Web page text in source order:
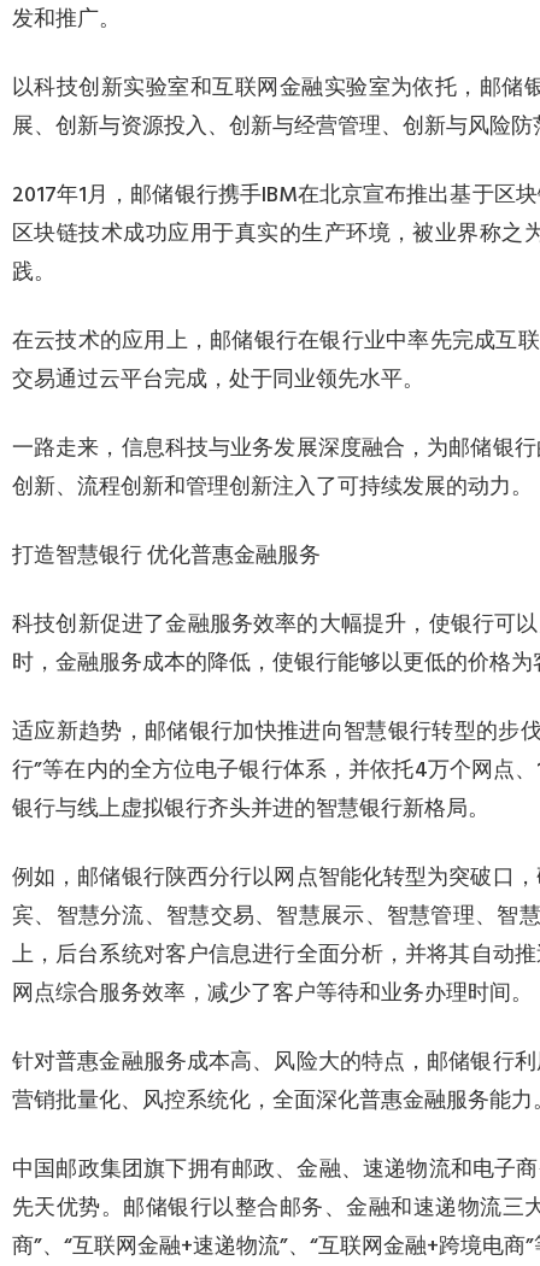
发和推广。
以科技创新实验室和互联网金融实验室为依托，邮
展、创新与资源投入、创新与经营管理、创新与风险
2017年1月，邮储银行携手IBM在北京宣布推出基于
区块链技术成功应用于真实的生产环境，被业界称
践。
在云技术的应用上，邮储银行在银行业中率先完成互
交易通过云平台完成，处于同业领先水平。
一路走来，信息科技与业务发展深度融合，为邮储银
创新、流程创新和管理创新注入了可持续发展的动力。
打造智慧银行 优化普惠金融服务
科技创新促进了金融服务效率的大幅提升，使银行可
时，金融服务成本的降低，使银行能够以更低的价格
适应新趋势，邮储银行加快推进向智慧银行转型的步
行”等在内的全方位电子银行体系，并依托4万个网点
银行与线上虚拟银行齐头并进的智慧银行新格局。
例如，邮储银行陕西分行以网点智能化转型为突破口
宾、智慧分流、智慧交易、智慧展示、智慧管理、智
上，后台系统对客户信息进行全面分析，并将其自动
网点综合服务效率，减少了客户等待和业务办理时间。
针对普惠金融服务成本高、风险大的特点，邮储银行
营销批量化、风控系统化，全面深化普惠金融服务能力
中国邮政集团旗下拥有邮政、金融、速递物流和电子
先天优势。邮储银行以整合邮务、金融和速递物流
商”、“互联网金融+速递物流”、“互联网金融+跨境电